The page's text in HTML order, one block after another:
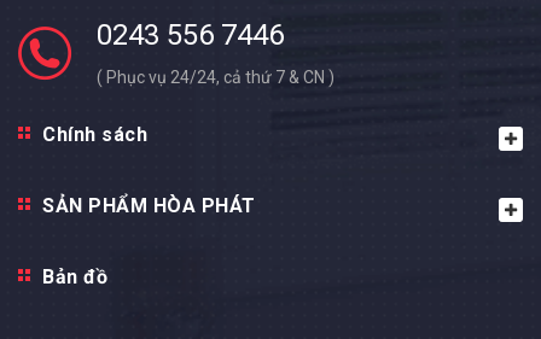
0243 556 7446
( Phục vụ 24/24, cả thứ 7 & CN )
Chính sách
SẢN PHẨM HÒA PHÁT
Bản đồ